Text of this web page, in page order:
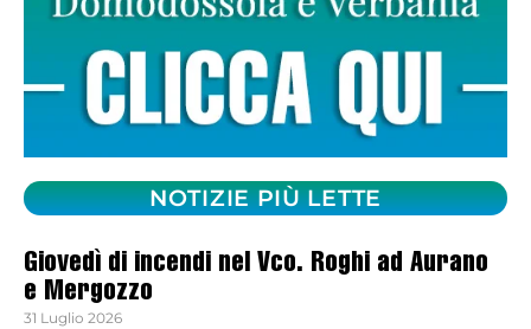
NOTIZIE PIÙ LETTE
Giovedì di incendi nel Vco. Roghi ad Aurano
e Mergozzo
31 Luglio 2026